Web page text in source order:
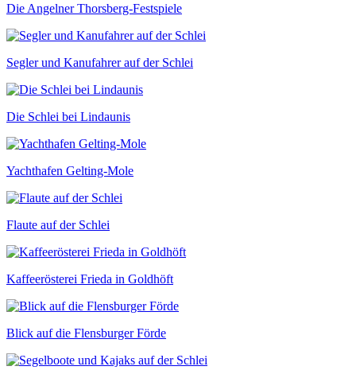
Die Angelner Thorsberg-Festspiele
Segler und Kanufahrer auf der Schlei
Die Schlei bei Lindaunis
Yachthafen Gelting-Mole
Flaute auf der Schlei
Kaffeerösterei Frieda in Goldhöft
Blick auf die Flensburger Förde